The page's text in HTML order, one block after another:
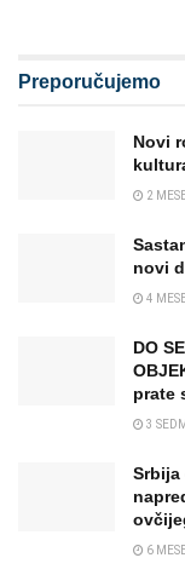
Preporučujemo
Novi
2
novi
4
DO
prate
3
6